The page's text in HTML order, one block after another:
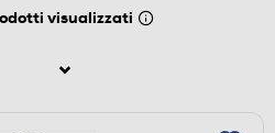
visualizzati